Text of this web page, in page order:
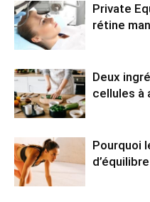
Private
rétine
Deux
cellules à
Pourquoi
d’équilibre